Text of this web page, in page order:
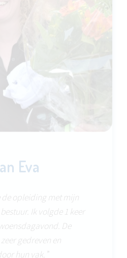
Eva
opleiding met mijn
Ik volgde 1 keer
De
gedreven en
hun vak. ”